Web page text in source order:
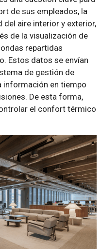
de sus empleados, la
aire interior y exterior,
de la visualización de
repartidas
Estos datos se envían
de gestión de
información en tiempo
De esta forma,
el confort térmico